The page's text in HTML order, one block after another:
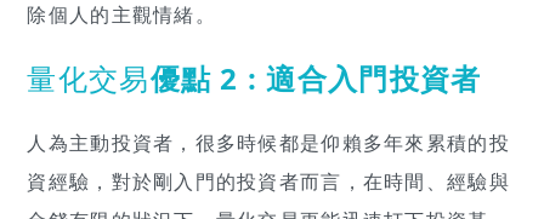
除個人的主觀情緒。
量化交易優點 2 : 適合入門投資者
人為主動投資者，很多時候都是仰賴多年來累積的投
資經驗，對於剛入門的投資者而言，在時間、經驗與